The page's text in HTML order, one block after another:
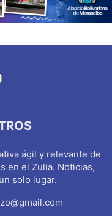
ágil y relevante de
en el Zulia. Noticias,
solo lugar.